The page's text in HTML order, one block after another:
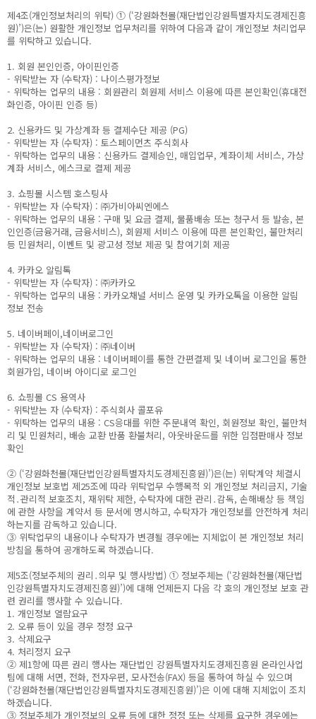
제4조(개인정보처리의 위탁) ① (‘강원화천몰(재단법인강원특별자치도경제진흥
원)’)은(는) 원활한 개인정보 업무처리를 위하여 다음과 같이 개인정보 처리업무
를 위탁하고 있습니다.
1. 회원 본인인증, 아이핀인증
- 위탁받는 자 (수탁자) : 나이스평가정보
- 위탁하는 업무의 내용 : 회원관리 회원제 서비스 이용에 따른 본인확인(휴대전
화인증, 아이핀 인증 등)
2. 신용카드 및 가상계좌 등 결제수단 제공 (PG)
- 위탁받는 자 (수탁자) : 토스페이먼츠 주식회사
- 위탁하는 업무의 내용 : 신용카드 결제승인, 매입업무, 계좌이체 서비스, 가상
계좌 서비스, 에스크로 결제 제공
3. 쇼핑몰 시스템 호스팅사
- 위탁받는 자 (수탁자) : ㈜가비아씨엔에스
- 위탁하는 업무의 내용 : 구매 및 요금 결제, 물품배송 또는 청구서 등 발송, 본
인인증(금융거래, 금융서비스), 회원제 서비스 이용에 따른 본인확인, 불만처리
등 민원처리, 이벤트 및 광고성 정보 제공 및 참여기회 제공
4. 카카오 알림톡
- 위탁받는 자 (수탁자) : ㈜카카오
- 위탁하는 업무의 내용 : 카카오채널 서비스 운영 및 카카오톡을 이용한 알림
정보 전송
5. 네이버페이,네이버로그인
- 위탁받는 자 (수탁자) : ㈜네이버
- 위탁하는 업무의 내용 : 네이버페이를 통한 간편결제 및 네이버 로그인을 통한
회원가입, 네이버 아이디로 로그인
6. 쇼핑몰 CS 용역사
- 위탁받는 자 (수탁자) : 주식회사 콜포유
- 위탁하는 업무의 내용 : CS응대를 위한 주문내역 확인, 회원정보 확인, 불만처
리 및 민원처리, 배송 교환 반품 환불처리, 아웃바운드를 위한 입점판매사 정보
확인
② (‘강원화천몰(재단법인강원특별자치도경제진흥원)’)은(는) 위탁계약 체결시
개인정보 보호법 제25조에 따라 위탁업무 수행목적 외 개인정보 처리금지, 기술
적․관리적 보호조치, 재위탁 제한, 수탁자에 대한 관리․감독, 손해배상 등 책임
에 관한 사항을 계약서 등 문서에 명시하고, 수탁자가 개인정보를 안전하게 처리
하는지를 감독하고 있습니다.
③ 위탁업무의 내용이나 수탁자가 변경될 경우에는 지체없이 본 개인정보 처리
방침을 통하여 공개하도록 하겠습니다.
제5조(정보주체의 권리․의무 및 행사방법) ① 정보주체는 (‘강원화천몰(재단법
인강원특별자치도경제진흥원)’)에 대해 언제든지 다음 각 호의 개인정보 보호 관
련 권리를 행사할 수 있습니다.
1. 개인정보 열람요구
2. 오류 등이 있을 경우 정정 요구
3. 삭제요구
4. 처리정지 요구
② 제1항에 따른 권리 행사는 재단법인 강원특별자치도경제진흥원 온라인사업
팀에 대해 서면, 전화, 전자우편, 모사전송(FAX) 등을 통하여 하실 수 있으며
(‘강원화천몰(재단법인강원특별자치도경제진흥원)’)은 이에 대해 지체없이 조치
하겠습니다.
③ 정보주체가 개인정보의 오류 등에 대한 정정 또는 삭제를 요구한 경우에는